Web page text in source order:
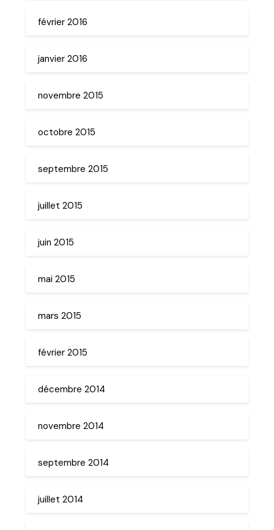
février 2016
janvier 2016
novembre 2015
octobre 2015
septembre 2015
juillet 2015
juin 2015
mai 2015
mars 2015
février 2015
décembre 2014
novembre 2014
septembre 2014
juillet 2014